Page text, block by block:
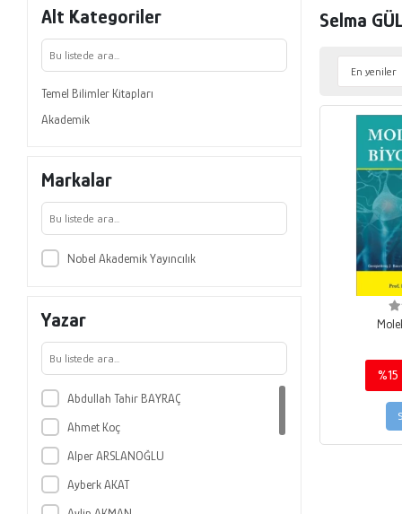
Alt Kategoriler
Temel Bilimler Kitapları
Akademik
Markalar
Nobel Akademik Yayıncılık
Yazar
Abdullah Tahir BAYRAÇ
Ahmet Koç
Alper ARSLANOĞLU
Ayberk AKAT
Selma
%15